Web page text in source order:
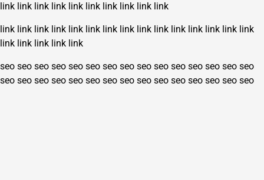
link link link link link link link link link link
link link link link link link link link link link link link link link link
link link link link link
seo seo seo seo seo seo seo seo seo seo seo seo seo seo seo
seo seo seo seo seo seo seo seo seo seo seo seo seo seo seo